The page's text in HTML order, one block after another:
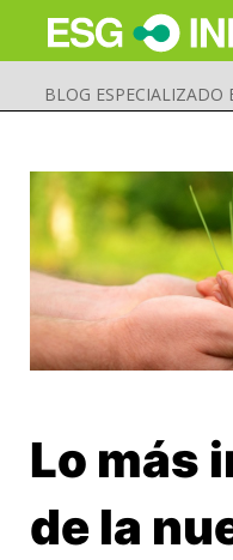
BLOG
Buscar
Lo más
de la